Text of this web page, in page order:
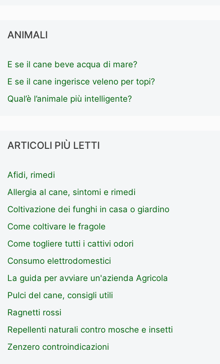
ANIMALI
E se il cane beve acqua di mare?
E se il cane ingerisce veleno per topi?
Qual’è l’animale più intelligente?
ARTICOLI PIÙ LETTI
Afidi, rimedi
Allergia al cane, sintomi e rimedi
Coltivazione dei funghi in casa o giardino
Come coltivare le fragole
Come togliere tutti i cattivi odori
Consumo elettrodomestici
La guida per avviare un'azienda Agricola
Pulci del cane, consigli utili
Ragnetti rossi
Repellenti naturali contro mosche e insetti
Zenzero controindicazioni